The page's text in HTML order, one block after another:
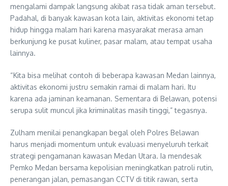
mengalami dampak langsung akibat rasa tidak aman tersebut.
Padahal, di banyak kawasan kota lain, aktivitas ekonomi tetap
hidup hingga malam hari karena masyarakat merasa aman
berkunjung ke pusat kuliner, pasar malam, atau tempat usaha
lainnya.
“Kita bisa melihat contoh di beberapa kawasan Medan lainnya,
aktivitas ekonomi justru semakin ramai di malam hari. Itu
karena ada jaminan keamanan. Sementara di Belawan, potensi
serupa sulit muncul jika kriminalitas masih tinggi,” tegasnya.
Zulham menilai penangkapan begal oleh Polres Belawan
harus menjadi momentum untuk evaluasi menyeluruh terkait
strategi pengamanan kawasan Medan Utara. Ia mendesak
Pemko Medan bersama kepolisian meningkatkan patroli rutin,
penerangan jalan, pemasangan CCTV di titik rawan, serta